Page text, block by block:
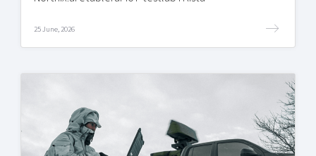
25 June, 2026